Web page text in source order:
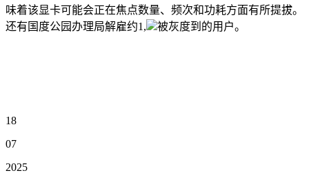
味着该显卡可能会正在焦点数量、频次和功耗方面有所提拔。
还有国度公园办理局解雇约1,
被灰度到的用户。
18
07
2025